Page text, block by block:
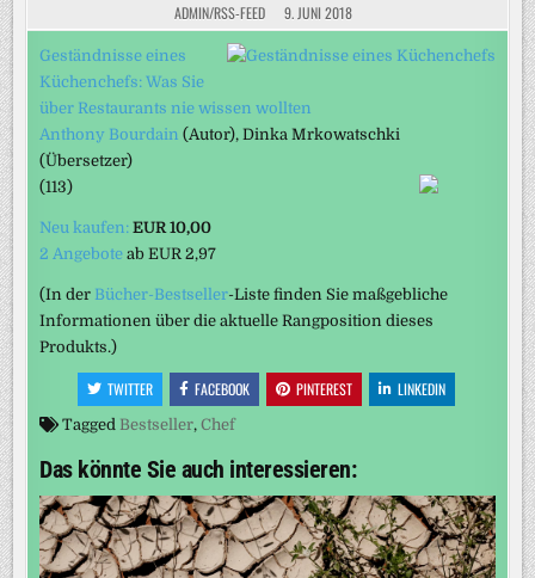
ADMIN/RSS-FEED 9. JUNI 2018
Geständnisse eines
Küchenchefs: Was Sie
über Restaurants nie wissen wollten
Anthony Bourdain (Autor), Dinka Mrkowatschki
(Übersetzer)
(113)
Neu kaufen:EUR 10,00
2 Angebote abEUR 2,97
(In der Bücher-Bestseller-Liste finden Sie maßgebliche
Informationen über die aktuelle Rangposition dieses
Produkts.)
TWITTER FACEBOOK PINTEREST LINKEDIN
Tagged Bestseller,Chef
Das könnte Sie auch interessieren: